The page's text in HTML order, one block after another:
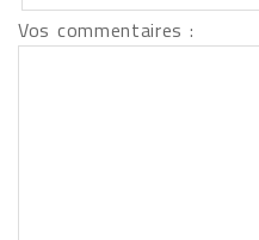
Vos commentaires :